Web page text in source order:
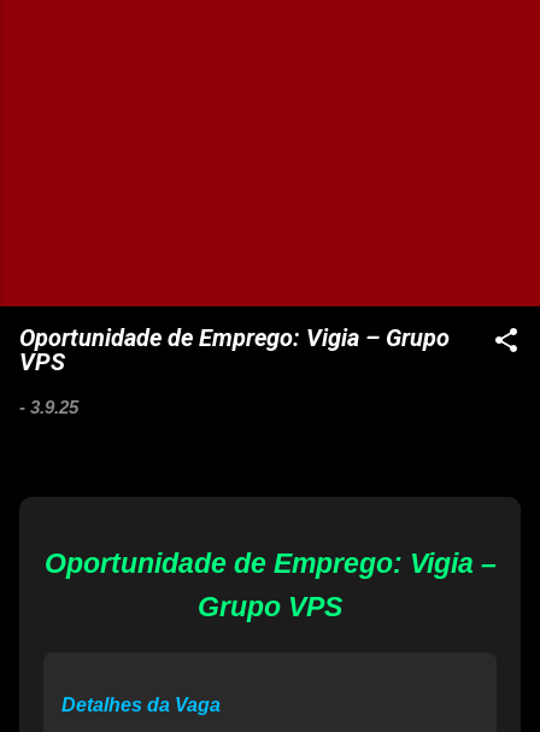
Oportunidade de Emprego: Vigia – Grupo
VPS
- 3.9.25
Oportunidade de Emprego: Vigia –
Grupo VPS
Detalhes da Vaga